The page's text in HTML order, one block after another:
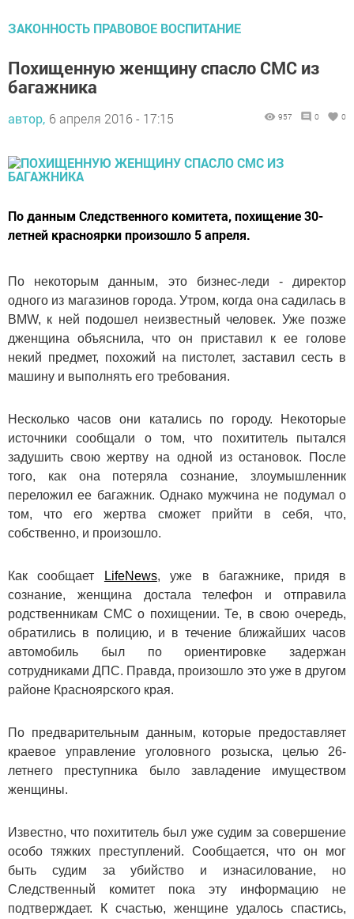
ЗАКОННОСТЬ ПРАВОВОЕ ВОСПИТАНИЕ
Похищенную женщину спасло СМС из
багажника
автор, 6 апреля 2016 - 17:15 957 0 0
По данным Следственного комитета, похищение 30-
летней красноярки произошло 5 апреля.
По некоторым данным, это бизнес-леди - директор
одного из магазинов города. Утром, когда она садилась в
BMW, к ней подошел неизвестный человек. Уже позже
дженщина объяснила, что он приставил к ее голове
некий предмет, похожий на пистолет, заставил сесть в
машину и выполнять его требования.
Несколько часов они катались по городу. Некоторые
источники сообщали о том, что похититель пытался
задушить свою жертву на одной из остановок. После
того, как она потеряла сознание, злоумышленник
переложил ее багажник. Однако мужчина не подумал о
том, что его жертва сможет прийти в себя, что,
собственно, и произошло.
Как сообщает LifeNews, уже в багажнике, придя в
сознание, женщина достала телефон и отправила
родственникам СМС о похищении. Те, в свою очередь,
обратились в полицию, и в течение ближайших часов
автомобиль был по ориентировке задержан
сотрудниками ДПС. Правда, произошло это уже в другом
районе Красноярского края.
По предварительным данным, которые предоставляет
краевое управление уголовного розыска, целью 26-
летнего преступника было завладение имуществом
женщины.
Известно, что похититель был уже судим за совершение
особо тяжких преступлений. Сообщается, что он мог
быть судим за убийство и изнасилование, но
Следственный комитет пока эту информацию не
подтверждает. К счастью, женщине удалось спастись,